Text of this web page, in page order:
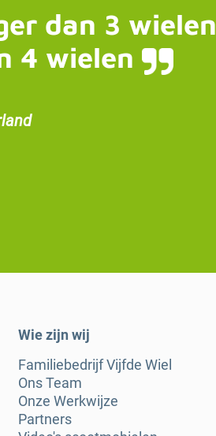
dan 3 wielen
4 wielen
Wie zijn wij
Familiebedrijf Vijfde Wiel
Ons Team
Onze Werkwijze
Partners